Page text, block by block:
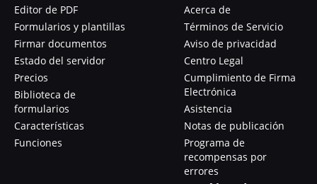
Editor de PDF
Formularios y plantillas
Firmar documentos
Estado del servidor
Precios
Biblioteca de
formularios
Características
Funciones
Acerca de
Términos de Servicio
Aviso de privacidad
Centro Legal
Cumplimiento de Firma
Electrónica
Asistencia
Notas de publicación
Programa de
recompensas por
errores